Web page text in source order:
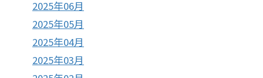
2025年06月
2025年05月
2025年04月
2025年03月